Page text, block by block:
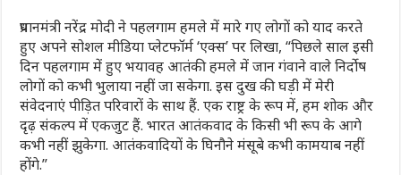
प्रधानमंत्री नरेंद्र मोदी ने पहलगाम हमले में मारे गए लोगों को याद करते
हुए अपने सोशल मीडिया प्लेटफॉर्म ‘एक्स’ पर लिखा, “पिछले साल इसी
दिन पहलगाम में हुए भयावह आतंकी हमले में जान गंवाने वाले निर्दोष
लोगों को कभी भुलाया नहीं जा सकेगा. इस दुख की घड़ी में मेरी
संवेदनाएं पीड़ित परिवारों के साथ हैं. एक राष्ट्र के रूप में, हम शोक और
दृढ़ संकल्प में एकजुट हैं. भारत आतंकवाद के किसी भी रूप के आगे
कभी नहीं झुकेगा. आतंकवादियों के घिनौने मंसूबे कभी कामयाब नहीं
होंगे.”